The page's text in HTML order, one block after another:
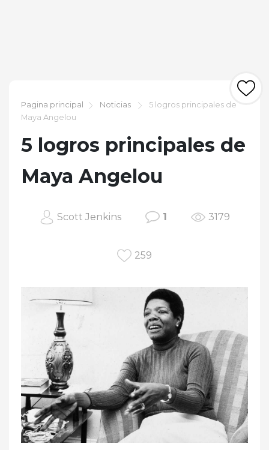
Pagina principal Noticias
5 logros principales de
Maya Angelou
5 logros principales de
Maya Angelou
Scott Jenkins 1 3179
259